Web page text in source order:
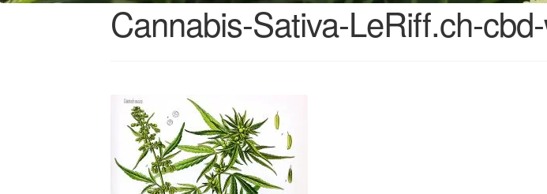
Cannabis-Sativa-LeRiff.ch-